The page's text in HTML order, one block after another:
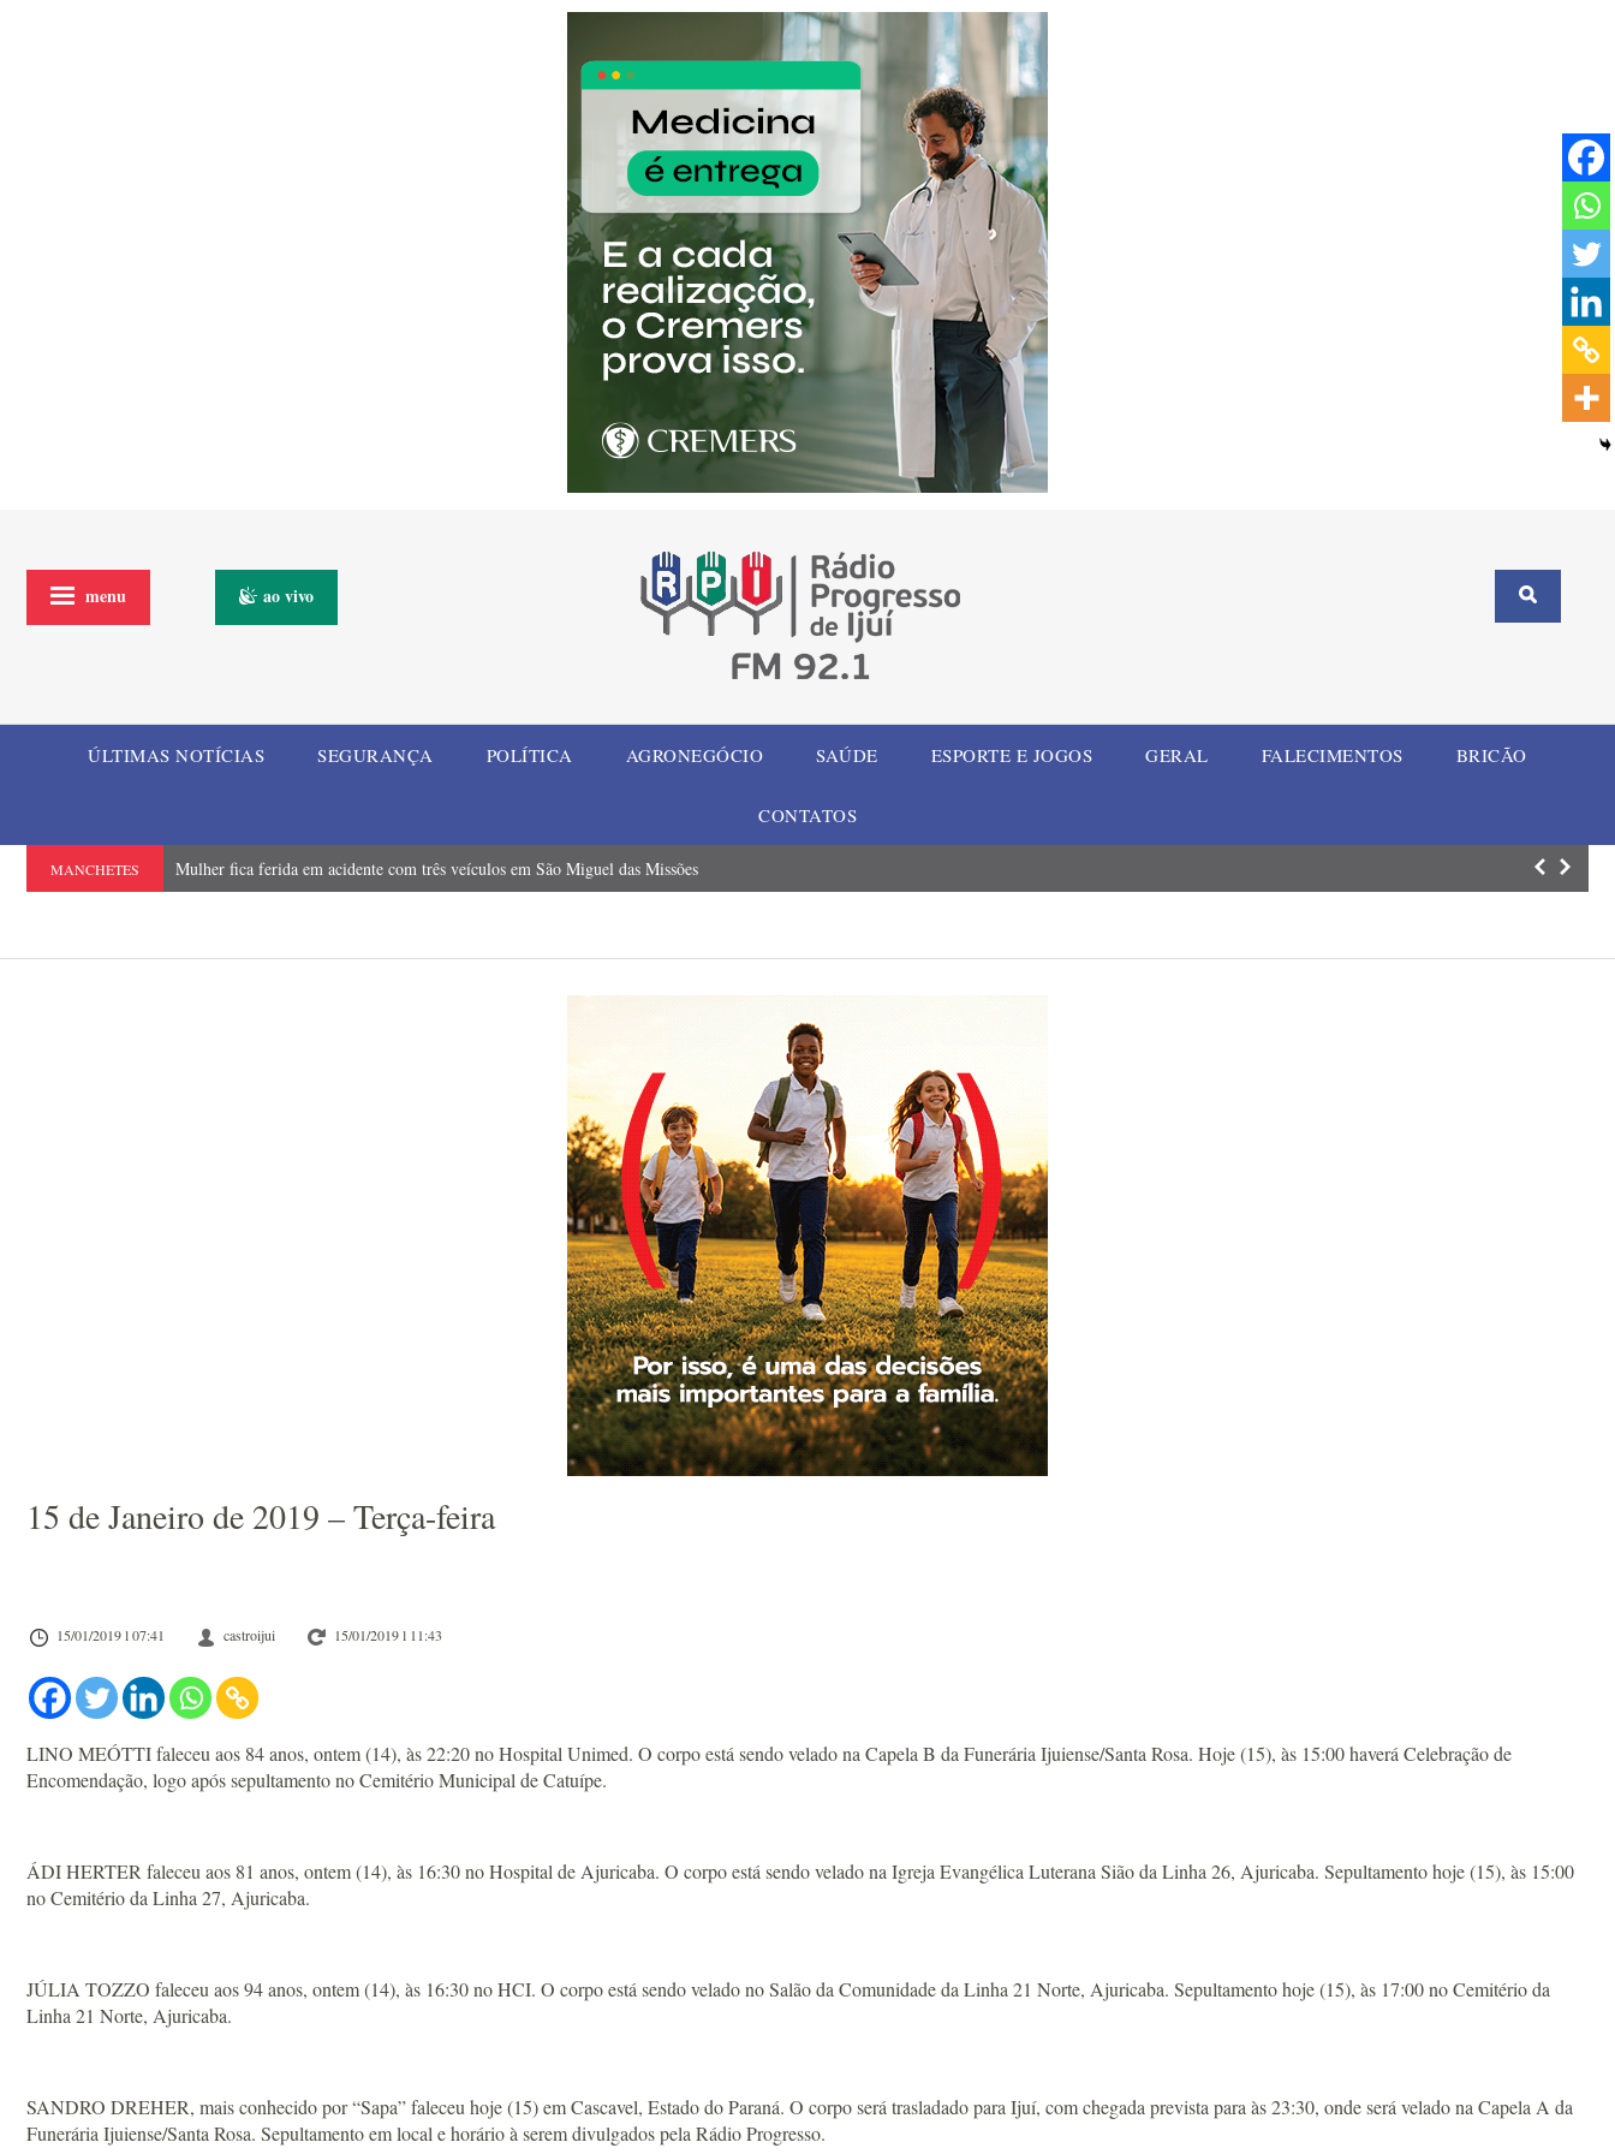
menu ao vivo
ÚLTIMAS NOTÍCIAS SEGURANÇA POLÍTICA AGRONEGÓCIO SAÚDE ESPORTE E JOGOS GERAL FALECIMENTOS BRICÃO
CONTATOS
MANCHETES Mulher fica ferida em acidente com três veículos em São Miguel das Missões Homem
15 de Janeiro de 2019 – Terça-feira
15/01/2019 l 07:41 castroijui 15/01/2019 l 11:43
LINO MEÓTTI faleceu aos 84 anos, ontem (14), às 22:20 no Hospital Unimed. O corpo está sendo velado na Capela B da Funerária Ijuiense/Santa Rosa. Hoje (15), às 15:00 haverá Celebração de
Encomendação, logo após sepultamento no Cemitério Municipal de Catuípe.
ÁDI HERTER faleceu aos 81 anos, ontem (14), às 16:30 no Hospital de Ajuricaba. O corpo está sendo velado na Igreja Evangélica Luterana Sião da Linha 26, Ajuricaba. Sepultamento hoje (15), às 15:00
no Cemitério da Linha 27, Ajuricaba.
JÚLIA TOZZO faleceu aos 94 anos, ontem (14), às 16:30 no HCI. O corpo está sendo velado no Salão da Comunidade da Linha 21 Norte, Ajuricaba. Sepultamento hoje (15), às 17:00 no Cemitério da
Linha 21 Norte, Ajuricaba.
SANDRO DREHER, mais conhecido por “Sapa” faleceu hoje (15) em Cascavel, Estado do Paraná. O corpo será trasladado para Ijuí, com chegada prevista para às 23:30, onde será velado na Capela A da
Funerária Ijuiense/Santa Rosa. Sepultamento em local e horário à serem divulgados pela Rádio Progresso.